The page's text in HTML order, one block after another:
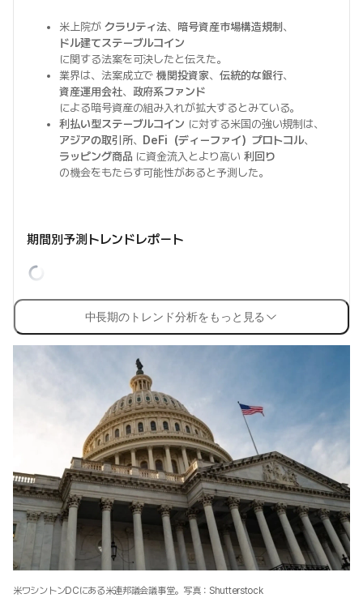
米上院が クラリティ法、 暗号資産市場構造規制 、
ドル建てステーブルコイン
に関する法案を可決したと伝えた。
業界は、法案成立で機関投資家、 伝統的な銀行、
資産運用会社、 政府系ファンド
による暗号資産の組み入れが拡大するとみている。
利払い型ステーブルコイン に対する米国の強い規制は、
アジアの取引所、 DeFi（ディーファイ）プロトコル、
ラッピング商品 に資金流入とより高い 利回り
の機会をもたらす可能性があると予測した。
期間別予測トレンドレポート
中長期のトレンド分析をもっと見る
米ワシントンDCにある米連邦議会議事堂。写真：Shutterstock